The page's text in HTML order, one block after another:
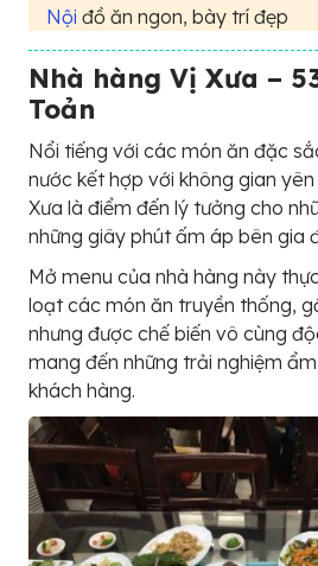
Nội đồ ăn ngon, bày trí đẹp
Nhà hàng Vị Xưa –
Toản
Nổi tiếng với các món ăn đặc
nước kết hợp với không gian
Xưa là điểm đến lý tưởng cho
những giây phút ấm áp bên gia
Mở menu của nhà hàng này
loạt các món ăn truyền thống,
nhưng được chế biến vô cùng
mang đến những trải nghiệm
khách hàng.